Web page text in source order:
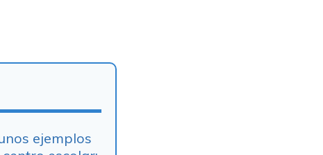
ejemplos